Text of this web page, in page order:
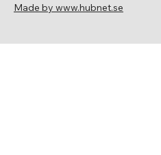
Made by www.hubnet.se